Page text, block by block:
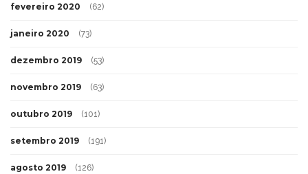
fevereiro 2020 (62)
janeiro 2020 (73)
dezembro 2019 (53)
novembro 2019 (63)
outubro 2019 (101)
setembro 2019 (191)
agosto 2019 (126)